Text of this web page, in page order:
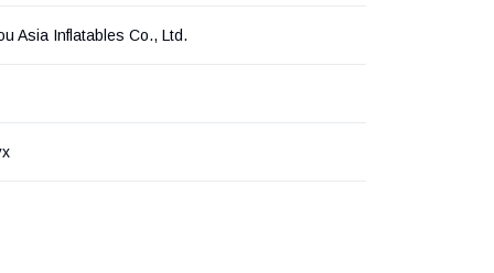
Asia Inflatables Co., Ltd.